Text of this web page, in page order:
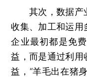
其次，数据产
收集、加工和运用
企业最初都是免
益，而是通过利用
益，“羊毛出在猪